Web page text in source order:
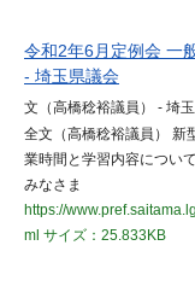
令和2年6月定例会 一
- 埼玉県議会
文（高橋稔裕議員） - 埼
全文（高橋稔裕議員） 新
業時間と学習内容につい
みなさま
https://
ml サイズ：25.833KB